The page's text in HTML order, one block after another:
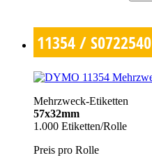
11354 / S0722540
Mehrzweck-Etiketten
57x32mm
1.000 Etiketten/Rolle
Preis pro Rolle